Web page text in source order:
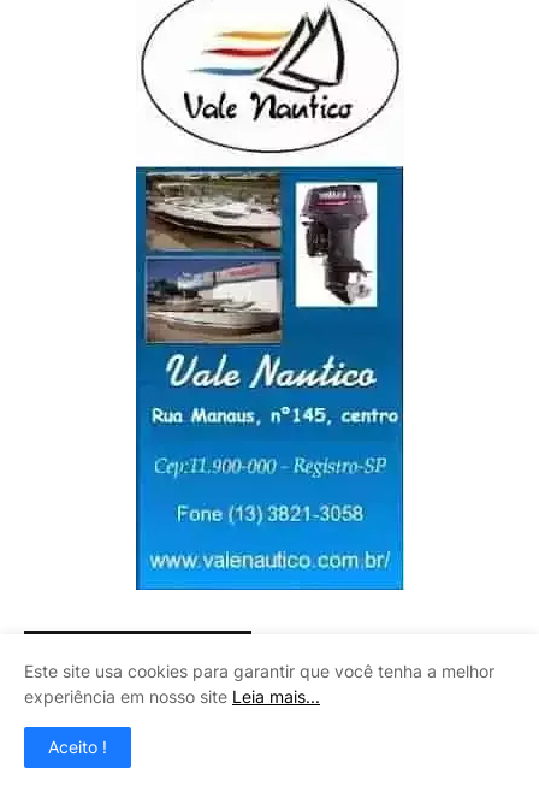
Este site usa cookies para garantir que você tenha a melhor
experiência em nosso site Leia mais...
Aceito !